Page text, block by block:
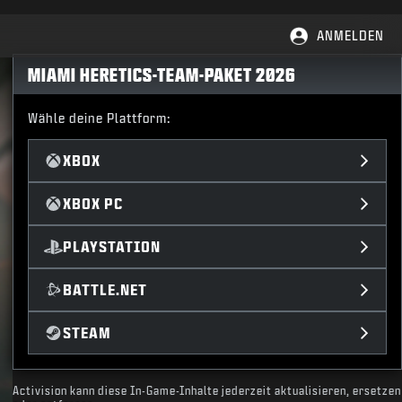
ANMELDEN
MIAMI HERETICS-TEAM-PAKET 2026
Wähle deine Plattform:
XBOX
XBOX PC
PLAYSTATION
BATTLE.NET
STEAM
Activision kann diese In-Game-Inhalte jederzeit aktualisieren, ersetzen